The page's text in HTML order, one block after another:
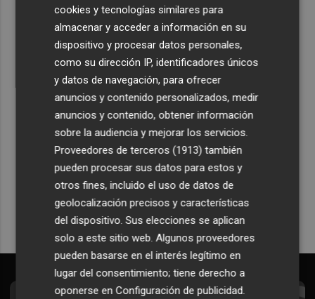
Estimar Marina Farnals, escenario de 'El último mono',
una comedia rodada con València como telón de fondo
Recibe toda la actualidad de
Plaza Podcast en tu correo
Quiero suscribirme
cookies y tecnologías similares para
almacenar y acceder a información en su
dispositivo y procesar datos personales,
como su dirección IP, identificadores únicos
y datos de navegación, para ofrecer
anuncios y contenido personalizados, medir
anuncios y contenido, obtener información
sobre la audiencia y mejorar los servicios.
Proveedores de terceros (1913) también
pueden procesar sus datos para estos y
otros fines, incluido el uso de datos de
geolocalización precisos y características
del dispositivo. Sus elecciones se aplican
solo a este sitio web. Algunos proveedores
pueden basarse en el interés legítimo en
lugar del consentimiento; tiene derecho a
oponerse enConfiguración de publicidad.